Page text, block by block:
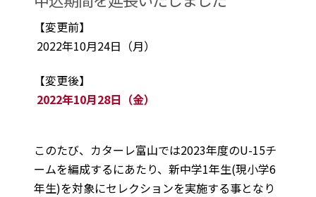
【変更前】
2022年10月24日（月）
【変更後】
2022年10月28日（金）
このたび、カターレ富山では2023年度のU-15チ
ームを編成するにあたり、新中学1年生(現小学6
年生)を対象にセレクションを実施する事となり